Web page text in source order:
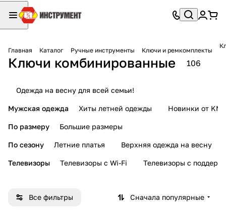
Главная Каталог Ручные инструменты Ключи и ремкомплекты
Ключи комбинированные 106
Одежда на весну для всей семьи!
Мужская одежда Хиты летней одежды Новинки от KMI
По размеру Большие размеры
По сезону Летние платья Верхняя одежда на весну
Телевизоры Телевизоры с Wi-Fi Телевизоры с
Все фильтры Сначала популярные